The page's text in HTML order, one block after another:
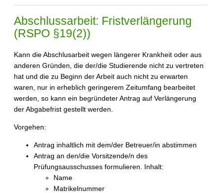
Abschlussarbeit: Fristverlängerung
(RSPO §19(2))
Kann die Abschlusarbeit wegen längerer Krankheit oder aus
anderen Gründen, die der/die Studierende nicht zu vertreten
hat und die zu Beginn der Arbeit auch nicht zu erwarten
waren, nur in erheblich geringerem Zeitumfang bearbeitet
werden, so kann ein begründeter Antrag auf Verlängerung
der Abgabefrist gestellt werden.
Vorgehen:
Antrag inhaltlich mit dem/der Betreuer/in abstimmen
Antrag an den/die Vorsitzende/n des
Prüfungsausschusses formulieren. Inhalt:
Name
Matrikelnummer